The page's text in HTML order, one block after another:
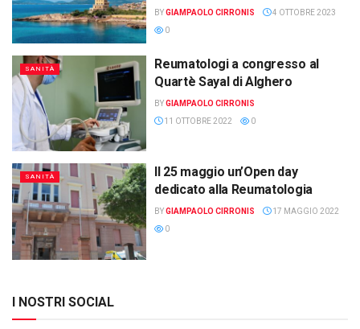
BYGIAMPAOLO CIRRONIS
4 OTTOBRE 2023
0
SANITÀ
Reumatologi a congresso al
Quartè Sayal di Alghero
BYGIAMPAOLO CIRRONIS
11 OTTOBRE 2022
0
SANITÀ
Il 25 maggio un’Open day
dedicato alla Reumatologia
BYGIAMPAOLO CIRRONIS
17 MAGGIO 2022
0
I NOSTRI SOCIAL